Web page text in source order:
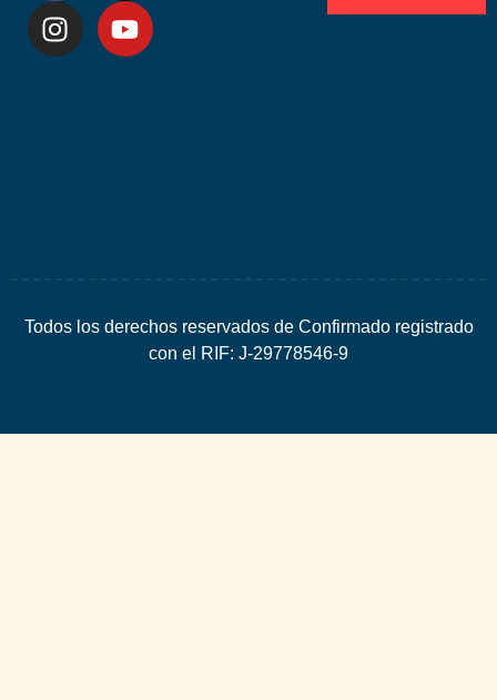
Todos los derechos reservados de Confirmado registrado
con el RIF: J-29778546-9